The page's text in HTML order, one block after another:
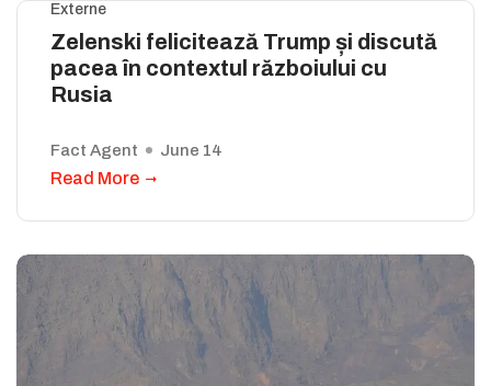
Externe
Zelenski felicitează Trump și discută
pacea în contextul războiului cu
Rusia
Fact Agent June 14
Read More